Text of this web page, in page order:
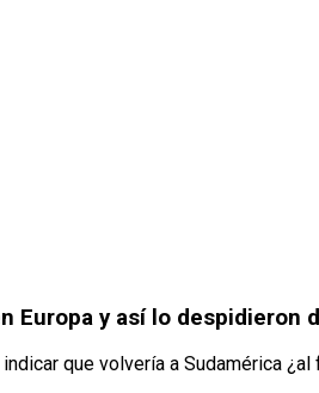
y así lo despidieron
que volvería a Sudamérica ¿al